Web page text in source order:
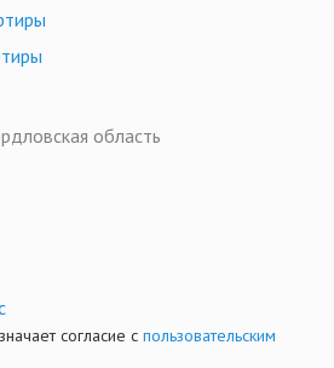
область
согласие с пользовательским